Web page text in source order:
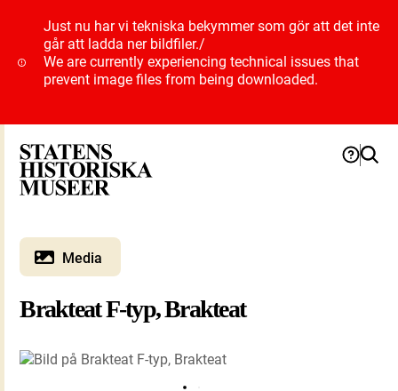
Just nu har vi tekniska bekymmer som gör att det inte
går att ladda ner bildfiler./
We are currently experiencing technical issues that
prevent image files from being downloaded.
Media
Brakteat F-typ, Brakteat